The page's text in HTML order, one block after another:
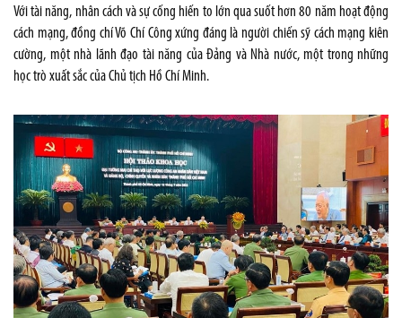
Với tài năng, nhân cách và sự cống hiến to lớn qua suốt hơn 80 năm hoạt động
cách mạng, đồng chí Võ Chí Công xứng đáng là người chiến sỹ cách mạng kiên
cường, một nhà lãnh đạo tài năng của Đảng và Nhà nước, một trong những
học trò xuất sắc của Chủ tịch Hồ Chí Minh.